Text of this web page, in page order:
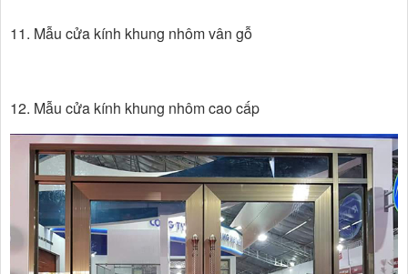
11. Mẫu cửa kính khung nhôm vân gỗ
12. Mẫu cửa kính khung nhôm cao cấp